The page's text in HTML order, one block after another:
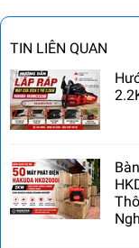
TIN LIÊN QUAN